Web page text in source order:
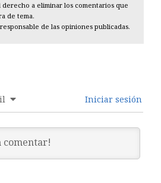
derecho a eliminar los comentarios que
de tema.
de las opiniones publicadas.
Iniciar sesión